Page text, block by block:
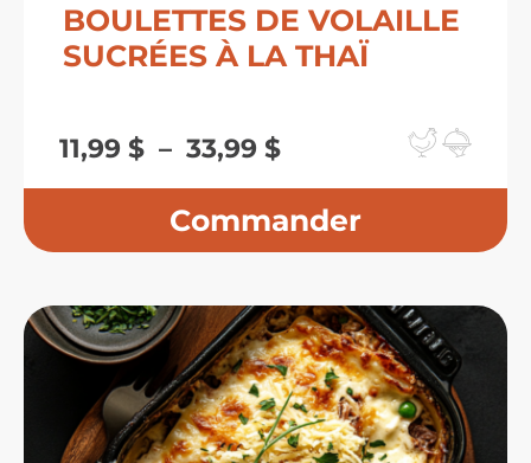
BOULETTES DE VOLAILLE
SUCRÉES À LA THAÏ
11,99 $ – 33,99 $Plage
de
prix :
à
33,99 $